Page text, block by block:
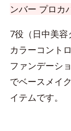
ンバー プロカ
7役（日中美容
カラーコント
ファンデーシ
でベースメイ
イテムです。